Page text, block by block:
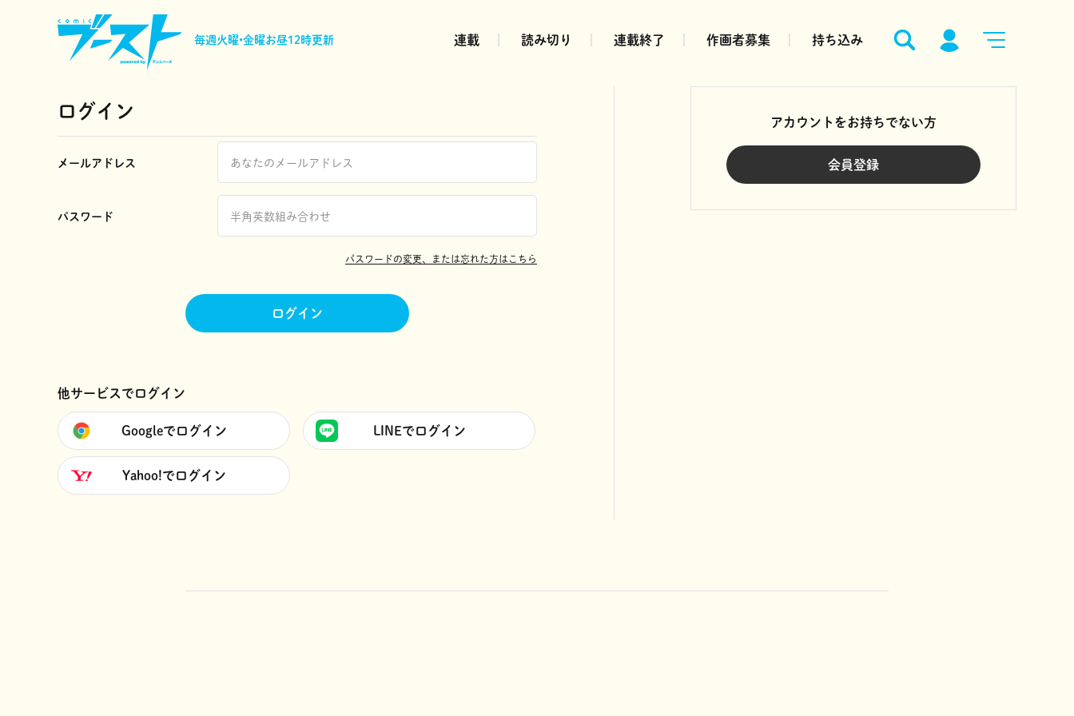
毎週火曜•金曜お昼12時更新 連載 読み切り 連載終了 作画者募集 持ち込み
ログイン
メールアドレス
パスワード
パスワードの変更、または忘れた方はこちら
ログイン
他サービスでログイン
Googleでログイン LINEでログイン
Yahoo!でログイン
アカウントをお持ちでない方
会員登録